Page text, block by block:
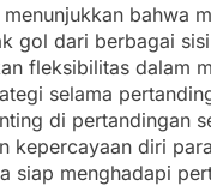
bahwa
gol dari berbagai
fleksibilitas dalam
selama
di pertandingan
kepercayaan diri
siap menghadapi